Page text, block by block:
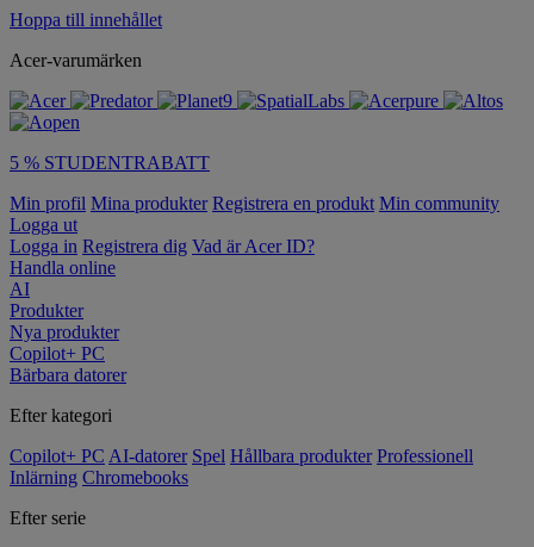
Hoppa till innehållet
Acer-varumärken
5 % STUDENTRABATT
Min profil Mina produkter Registrera en produkt Min community
Logga ut
Logga in Registrera dig Vad är Acer ID?
Handla online
AI
Produkter
Nya produkter
Copilot+ PC
Bärbara datorer
Efter kategori
Copilot+ PC AI-datorer Spel Hållbara produkter Professionell
Inlärning Chromebooks
Efter serie